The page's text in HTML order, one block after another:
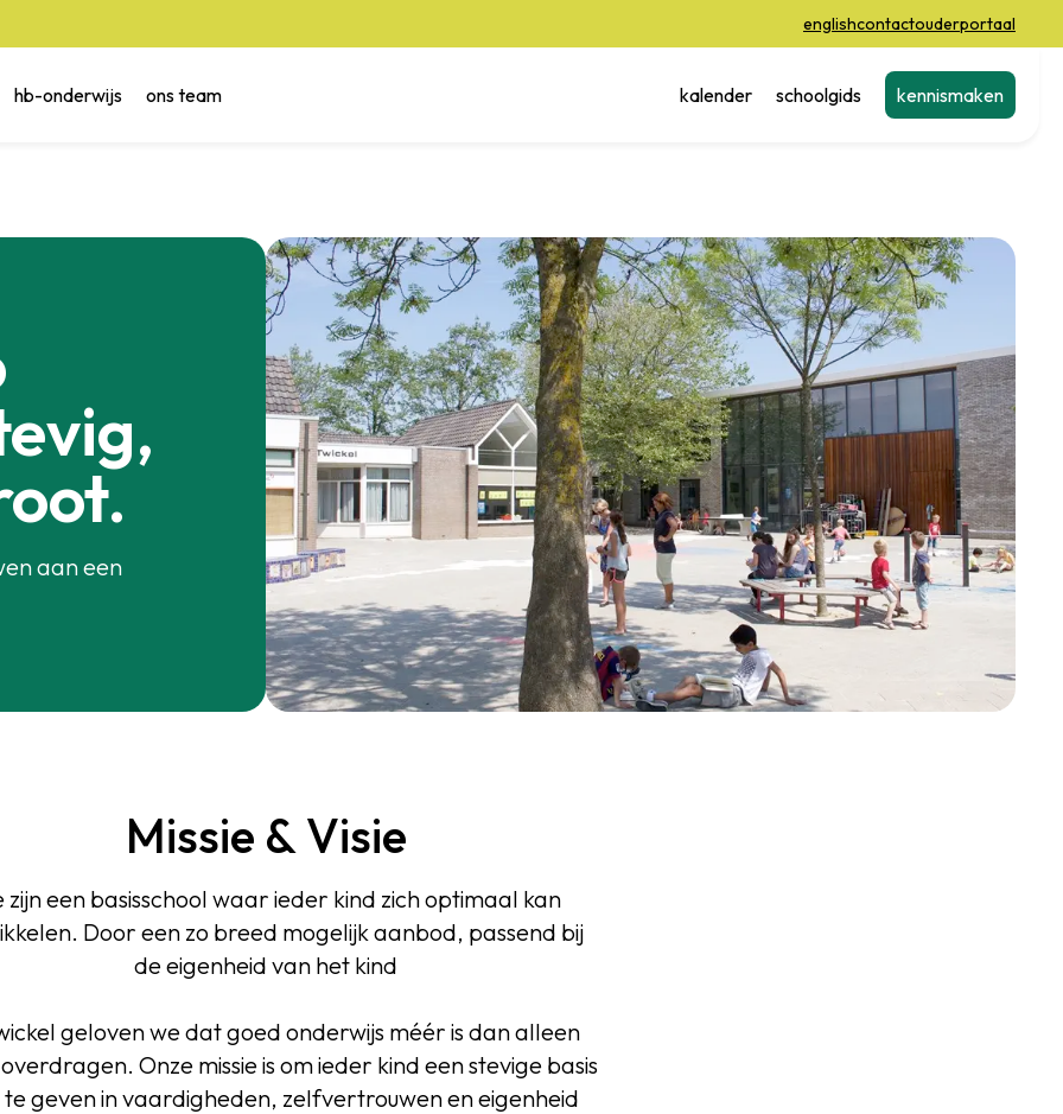
englishcontactouderportaal
hb-onderwijs ons team kalender schoolgids kennismaken
aan een
Missie & Visie
zijn een basisschool waar ieder kind zich optimaal kan
Door een zo breed mogelijk aanbod, passend bij
de eigenheid van het kind
geloven we dat goed onderwijs méér is dan alleen
Onze missie is om ieder kind een stevige basis
geven in vaardigheden, zelfvertrouwen en eigenheid